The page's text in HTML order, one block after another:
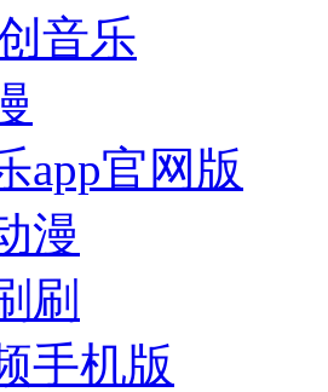
音乐
app官网版
漫
刷
手机版